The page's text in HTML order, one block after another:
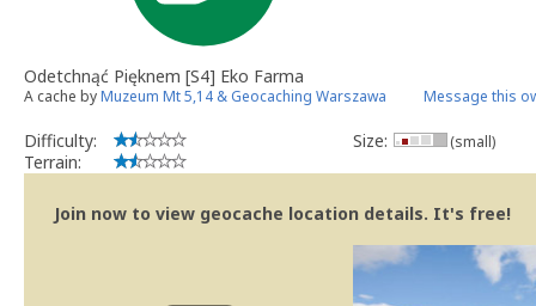
Odetchnąć Pięknem [S4] Eko Farma
A cache byMuzeum Mt 5,14 & Geocaching Warszawa Message this
Difficulty:
Terrain:
Size: (small)
Join now to view geocache location details. It's free!